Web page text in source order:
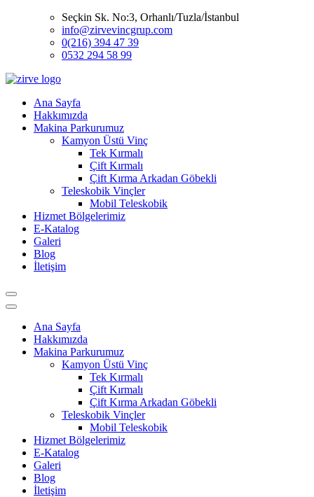
Seçkin Sk. No:3, Orhanlı/Tuzla/İstanbul
info@zirvevincgrup.com
0(216) 394 47 39
0532 294 58 99
Ana Sayfa
Hakkımızda
Makina Parkurumuz
Kamyon Üstü Vinç
Tek Kırmalı
Çift Kırmalı
Çift Kırma Arkadan Göbekli
Teleskobik Vinçler
Mobil Teleskobik
Hizmet Bölgelerimiz
E-Katalog
Galeri
Blog
İletişim
Ana Sayfa
Hakkımızda
Makina Parkurumuz
Kamyon Üstü Vinç
Tek Kırmalı
Çift Kırmalı
Çift Kırma Arkadan Göbekli
Teleskobik Vinçler
Mobil Teleskobik
Hizmet Bölgelerimiz
E-Katalog
Galeri
Blog
İletişim